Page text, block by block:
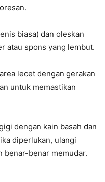
biasa) dan oleskan
atau spons yang lembut.
lecet dengan gerakan
untuk memastikan
dengan kain basah dan
diperlukan, ulangi
benar-benar memudar.